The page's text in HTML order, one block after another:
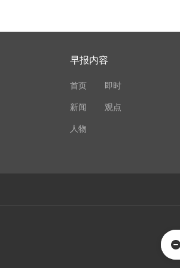
早报内容
首页 即时
新闻 观点
人物